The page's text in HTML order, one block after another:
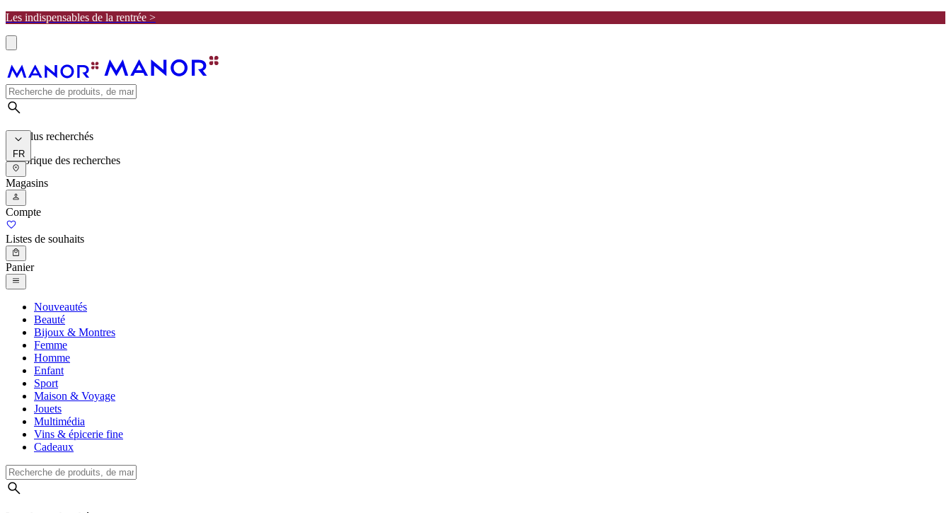
Les indispensables de la rentrée >
Les plus recherchés
Historique des recherches
FR
Magasins
Compte
Listes de souhaits
Panier
Nouveautés
Beauté
Bijoux & Montres
Femme
Homme
Enfant
Sport
Maison & Voyage
Jouets
Multimédia
Vins & épicerie fine
Cadeaux